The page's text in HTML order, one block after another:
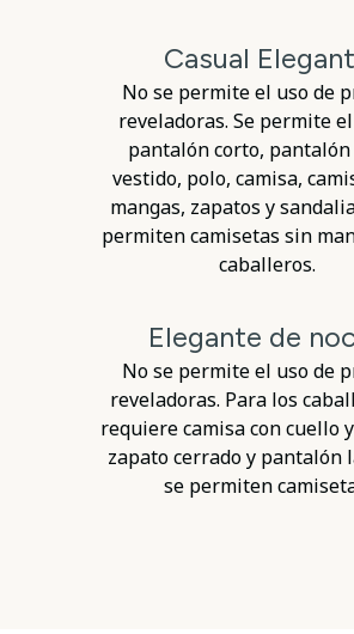
Casual
No se permite el uso de
reveladoras. Se permite
pantalón corto,
vestido, polo, camisa,
mangas, zapatos y
permiten camisetas sin
caballeros.
Elegante de
No se permite el uso de
reveladoras. Para los
requiere camisa con cuello
zapato cerrado y pantalón
se permiten